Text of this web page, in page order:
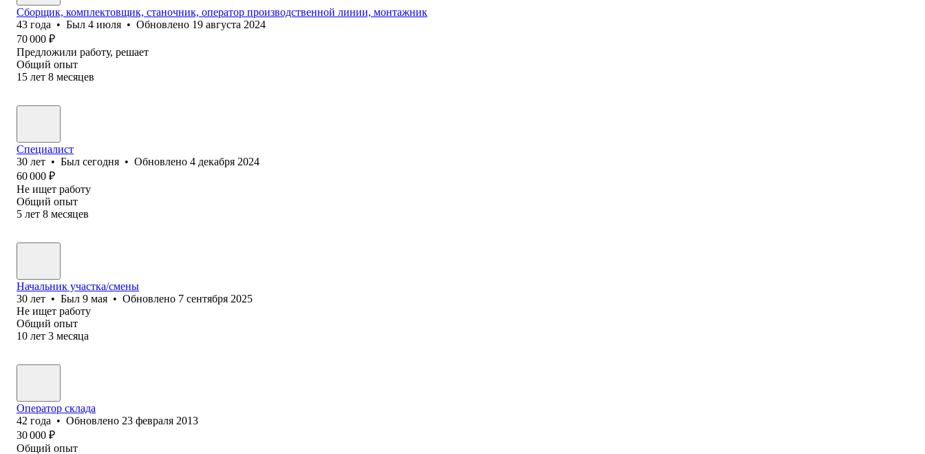
Сборщик, комплектовщик, станочник, оператор производственной линии, монтажник
43 года • Был 4 июля • Обновлено 19 августа 2024
70 000 ₽
Предложили работу, решает
Общий опыт
15 лет 8 месяцев
Специалист
30 лет • Был сегодня • Обновлено 4 декабря 2024
60 000 ₽
Не ищет работу
Общий опыт
5 лет 8 месяцев
Начальник участка/смены
30 лет • Был 9 мая • Обновлено 7 сентября 2025
Не ищет работу
Общий опыт
10 лет 3 месяца
Оператор склада
42 года • Обновлено 23 февраля 2013
30 000 ₽
Общий опыт